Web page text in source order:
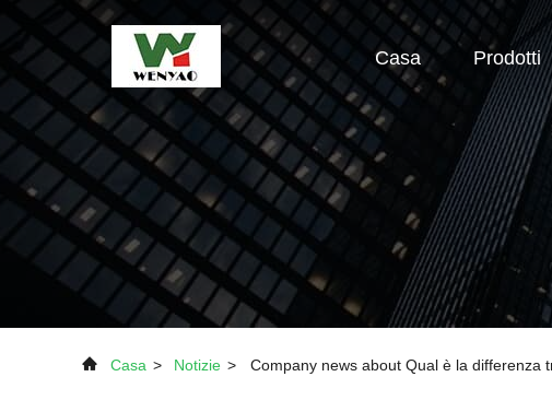
Casa Prodotti
Casa > Notizie > Company news about Qual è la differenza